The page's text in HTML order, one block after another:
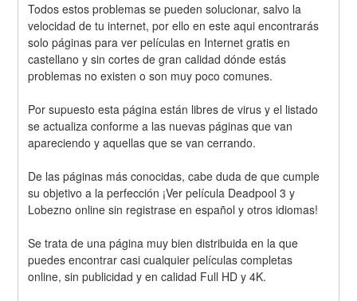
Todos estos problemas se pueden solucionar, salvo la
velocidad de tu internet, por ello en este aqui encontrarás
solo páginas para ver películas en Internet gratis en
castellano y sin cortes de gran calidad dónde estás
problemas no existen o son muy poco comunes.
Por supuesto esta página están libres de virus y el listado
se actualiza conforme a las nuevas páginas que van
apareciendo y aquellas que se van cerrando.
De las páginas más conocidas, cabe duda de que cumple
su objetivo a la perfección ¡Ver película Deadpool 3 y
Lobezno online sin registrase en español y otros idiomas!
Se trata de una página muy bien distribuida en la que
puedes encontrar casi cualquier películas completas
online, sin publicidad y en calidad Full HD y 4K.